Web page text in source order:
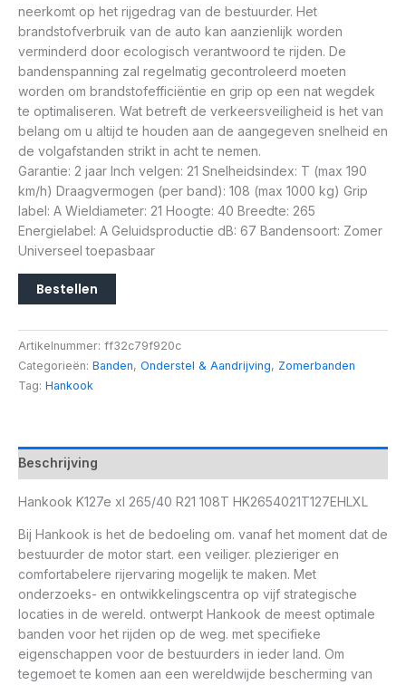
neerkomt op het rijgedrag van de bestuurder. Het
brandstofverbruik van de auto kan aanzienlijk worden
verminderd door ecologisch verantwoord te rijden. De
bandenspanning zal regelmatig gecontroleerd moeten
worden om brandstofefficiëntie en grip op een nat wegdek
te optimaliseren. Wat betreft de verkeersveiligheid is het van
belang om u altijd te houden aan de aangegeven snelheid en
de volgafstanden strikt in acht te nemen.
Garantie: 2 jaar Inch velgen: 21 Snelheidsindex: T (max 190
km/h) Draagvermogen (per band): 108 (max 1000 kg) Grip
label: A Wieldiameter: 21 Hoogte: 40 Breedte: 265
Energielabel: A Geluidsproductie dB: 67 Bandensoort: Zomer
Universeel toepasbaar
Bestellen
Artikelnummer: ff32c79f920c
Categorieën: Banden, Onderstel & Aandrijving, Zomerbanden
Tag: Hankook
Beschrijving
Hankook K127e xl 265/40 R21 108T HK2654021T127EHLXL
Bij Hankook is het de bedoeling om. vanaf het moment dat de
bestuurder de motor start. een veiliger. plezieriger en
comfortabelere rijervaring mogelijk te maken. Met
onderzoeks- en ontwikkelingscentra op vijf strategische
locaties in de wereld. ontwerpt Hankook de meest optimale
banden voor het rijden op de weg. met specifieke
eigenschappen voor de bestuurders in ieder land. Om
tegemoet te komen aan een wereldwijde bescherming van